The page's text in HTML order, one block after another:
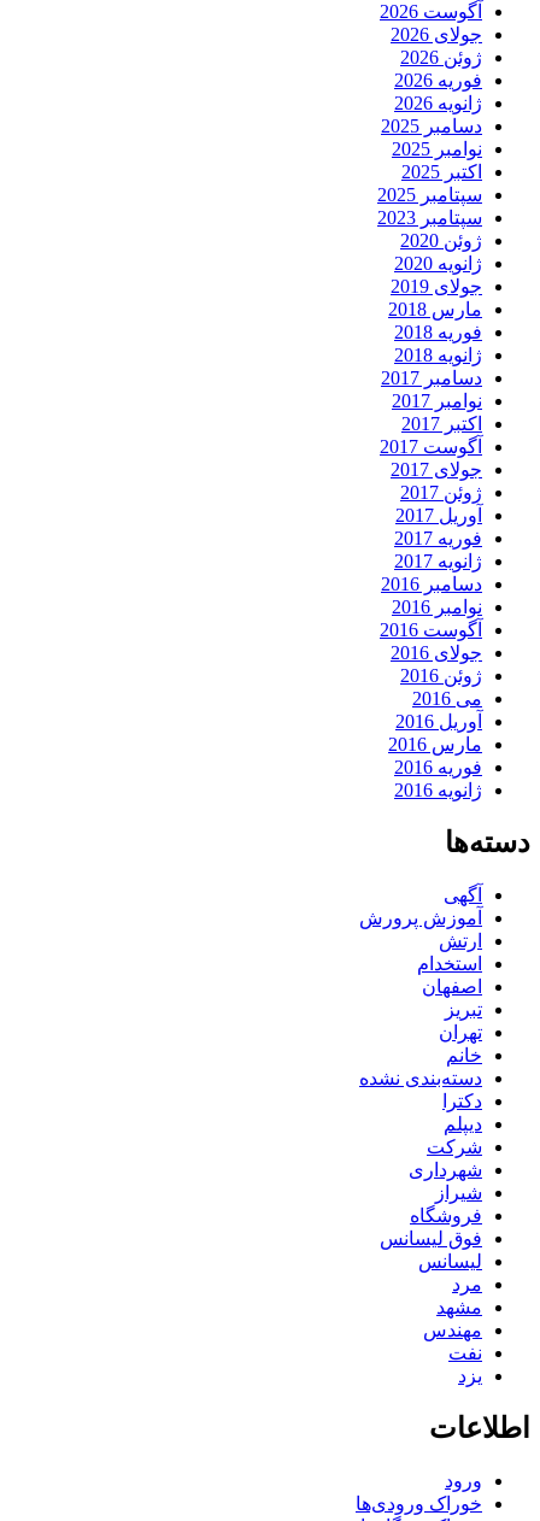
آگوست 2026
جولای 2026
ژوئن 2026
فوریه 2026
ژانویه 2026
دسامبر 2025
نوامبر 2025
اکتبر 2025
سپتامبر 2025
سپتامبر 2023
ژوئن 2020
ژانویه 2020
جولای 2019
مارس 2018
فوریه 2018
ژانویه 2018
دسامبر 2017
نوامبر 2017
اکتبر 2017
آگوست 2017
جولای 2017
ژوئن 2017
آوریل 2017
فوریه 2017
ژانویه 2017
دسامبر 2016
نوامبر 2016
آگوست 2016
جولای 2016
ژوئن 2016
می 2016
آوریل 2016
مارس 2016
فوریه 2016
ژانویه 2016
دسته‌ها
آگهی
آموزش پرورش
ارتش
استخدام
اصفهان
تبریز
تهران
خانم
دسته‌بندی نشده
دکترا
دیپلم
شرکت
شهرداری
شیراز
فروشگاه
فوق لیسانس
لیسانس
مرد
مشهد
مهندس
نفت
یزد
اطلاعات
ورود
خوراک ورودی‌ها